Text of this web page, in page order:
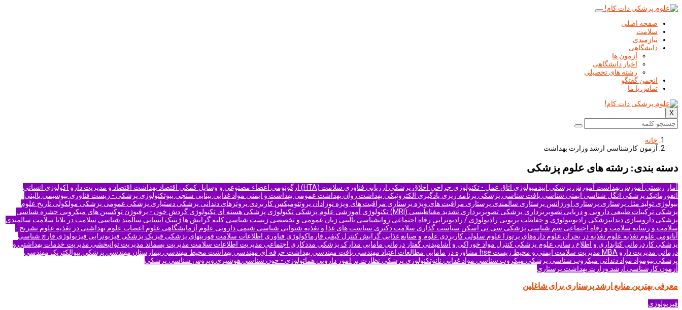
صفحه اصلی
سلامت
نیازمندی
دانشگاهی
آزمون ها
اخبار دانشگاهی
رشته های تحصیلی
انجمن گفتگو
تماس با ما
X
خانه
آزمون کارشناسی ارشد وزارت بهداشت
دسته بندی: رشته های علوم پزشکی
آمار زیستی آموزش بهداشت آموزش پزشکی اپیدمیولوژی اتاق عمل - تکنولوژی جراحی اخلاق پزشکی ارزیابی فناوری سلامت (HTA) ارگونومی اعضاء مصنوعی و وسایل کمکی اقتصاد بهداشت اقتصاد و مدیریت دارو اکولوژی انسانی
انفورماتیک پزشکی انگل شناسی ایمنی شناسی بافت شناسی پزشکی برنامه ریزی یادگیری الکترونیکی بهداشت روان بهداشت عمومی بهداشت و ایمنی مواد غذایی بینایی سنجی بیوتكنولوژی پزشكی - زیست فناوری بیوشیمی بالینی
بیولوژی تولید مثل پرستاری پرستاری اورژانس پرستاری سالمندی پرستاری مراقبت های ویژه پرستاری مراقبت های ویژه نوزادان پروتئومیکس کاربردی پروتزهای دندانی پزشکی دستیاری پزشکی عمومی پزشکی مولکولی تاریخ علوم
پزشکی ترکیبات طبیعی دارویی و دریایی تصویربرداری پزشکی تصویربرداری تشدید مغناطیسی (MRI) تکنولوژی آموزشی علوم پزشکی تکنولوژی پزشکی هسته ای تکنولوژی گردش خون - پرفیوژن توکسین های میکروبی حشره شناسی
پزشکی داروسازی دندانپزشکی رادیوبیولوژی و حفاظت پرتویی رادیولوژی / رادیوتراپی رفاه اجتماعی روانشناسی بالینی زبان عمومی و تخصصی زیست شناسی کلیه گرایش ها ژنتیک انسانی سالمند شناسی سلامت در بلایا سلامت سالمندی
سلامت و رسانه سلامت و رفاه اجتماعی سم شناسی پزشکی سی تی اسکن سیاست گذاری سلامت دکتری سیاست های غذا و تغذیه شنوایی شناسی شیمی دارویی علوم آزمایشگاهی علوم اعصاب علوم بهداشتی در تغذیه علوم تشریح -
آناتومی علوم تغذیه علوم تغذیه در بحران علوم داروهای پرتوزا علوم سلولی کاربردی علوم و صنایع غذایی گرایش کنترل کیفی فارماکولوژی فناوری اطلاعات سلامت فوریتهای پزشکی فیزیک پزشکی فیزیوتراپی فیزیولوژی قارچ شناسی
پزشکی کاردرمانی کتابداری و اطلاع رسانی علوم پزشکی کنترل مواد خوراکی و آشامیدنی گفتار درمانی مامایی مدارک پزشکی مددکاری اجتماعی مدیریت اطلاعات سلامت مدیریت پسماند مدیریت توانبخشی مدیریت خدمات بهداشتی و
درمانی مدیریت دارو MBA مدیریت سلامت ایمنی و محیط زیست hse مشاوره در مامایی مطالعات اعتیاد مهندسی بافت مهندسی بهداشت حرفه ای مهندسی بهداشت محیط مهندسی بیمارستان مهندسی پزشکی بیوالکتریک مهندسی
پزشکی بیومواد مواد دندانی میکروب شناسی پزشکی میکروب شناسی مواد غذایی نانوتکنولوژی پزشکی نظارت بر امور دارویی هماتولوژی - خون شناسی هوشبری ویروس شناسی پزشکی
آزمون کارشناسی ارشد وزارت بهداشت پرستاری
معرفی بهترین منابع ارشد پرستاری برای شاغلین
فیزیولوژی